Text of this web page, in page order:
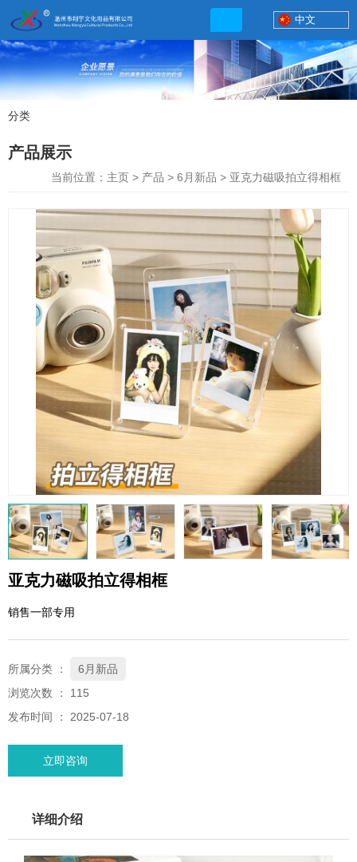
联系电话
13506777830
网店地址:
http://xybp.tmall.com http://wzxybp.1688.com
QQ邮箱
xybp@qq.com
中文
分类
产品展示
当前位置：主页 > 产品 > 6月新品 > 亚克力磁吸拍立得相框
亚克力磁吸拍立得相框
销售一部专用
所属分类 ：
6月新品
浏览次数 ： 115
发布时间 ： 2025-07-18
立即咨询
详细介绍